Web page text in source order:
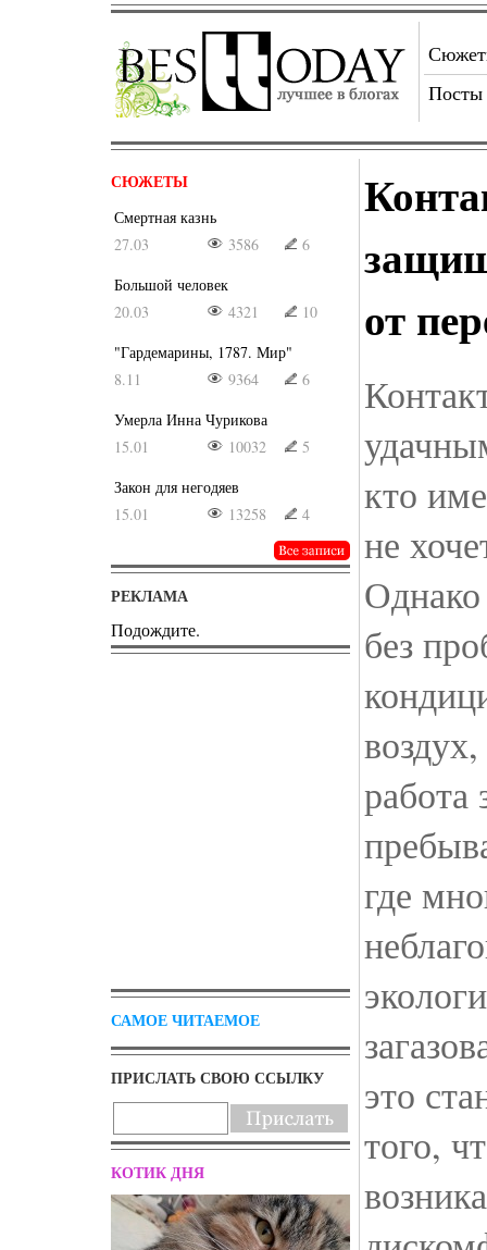
Посты
СЮЖЕТЫ
Смертная казнь
27.03
3586
6
Большой человек
20.03
4321
10
"Гардемарины, 1787. Мир"
8.11
9364
6
Умерла Инна Чурикова
15.01
10032
5
Закон для негодяев
15.01
13258 4
РЕКЛАМА
Подождите.
САМОЕ ЧИТАЕМОЕ
ПРИСЛАТЬ СВОЮ ССЫЛКУ
КОТИК ДНЯ
от
кто
не
без
работа
где
это
того,